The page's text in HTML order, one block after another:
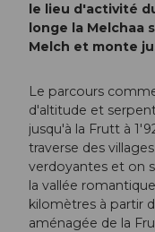
le lieu d'activité
longe la Melchaa
Melch et monte
Le parcours
d'altitude et
jusqu'à la Frutt à
traverse des
verdoyantes et on
la vallée
kilomètres à partir
aménagée de la